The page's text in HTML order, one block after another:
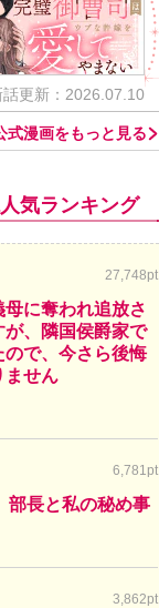
話更新：2026.07.10
式漫画をもっと見る
気ランキング
27,748pt
に奪われ追放さ
、隣国侯爵家で
で、今さら後悔
ません
6,781pt
部長と私の秘め事
3,862pt